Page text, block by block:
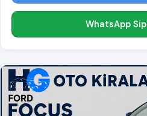
WhatsApp